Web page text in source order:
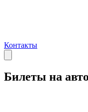
Контакты
Билеты на